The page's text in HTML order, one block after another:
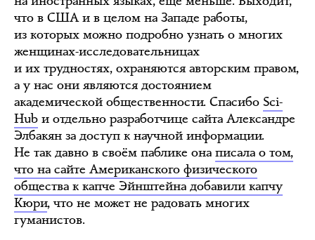
что в США и в целом на Западе работы,
из которых можно подробно узнать о многих
женщинах-исследовательницах
и их трудностях, охраняются авторским правом,
а у нас они являются достоянием
академической общественности. Спасибо Sci-
Hub и отдельно разработчице сайта Александре
Элбакян за доступ к научной информации.
Не так давно в своём паблике она писала о том,
что на сайте Американского физического
общества к капче Эйнштейна добавили капчу
Кюри, что не может не радовать многих
гуманистов.